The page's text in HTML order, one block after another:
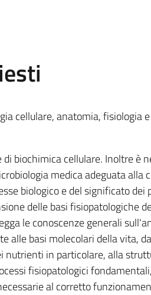
cellulare, anatomia, fisiologia
di biochimica cellulare. Inoltre è
medica adeguata alla
biologico e del significato
delle basi fisiopatologiche
le conoscenze generali
alle basi molecolari della vita,
nutrienti in particolare, alla
fisiopatologici
al corretto